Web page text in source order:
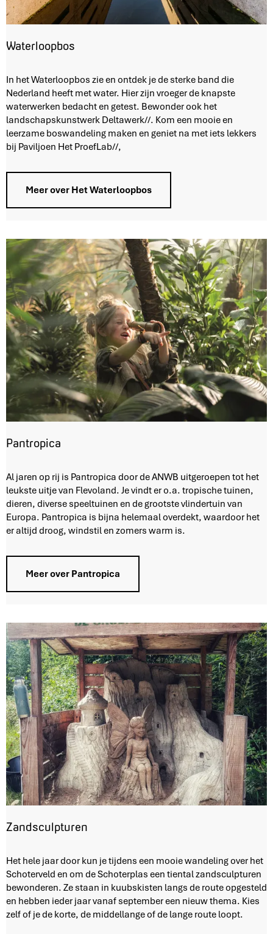
Waterloopbos
W
a
t
e
r
l
o
In het Waterloopbos zie en ontdek je de sterke band die
Nederland heeft met water. Hier zijn vroeger de knapste
waterwerken bedacht en getest. Bewonder ook het
landschapskunstwerk Deltawerk//. Kom een mooie en
leerzame boswandeling maken en geniet na met iets lekkers
bij Paviljoen Het ProefLab//,
Meer over Het Waterloopbos
Pantropica
P
a
n
t
r
p
Al jaren op rij is Pantropica door de ANWB uitgeroepen tot het
leukste uitje van Flevoland. Je vindt er o.a. tropische tuinen,
dieren, diverse speeltuinen en de grootste vlindertuin van
Europa. Pantropica is bijna helemaal overdekt, waardoor het
er altijd droog, windstil en zomers warm is.
Meer over Pantropica
Zandsculpturen
Z
a
n
d
s
Het hele jaar door kun je tijdens een mooie wandeling over het
Schoterveld en om de Schoterplas een tiental zandsculpturen
bewonderen. Ze staan in kuubskisten langs de route opgesteld
en hebben ieder jaar vanaf september een nieuw thema. Kies
zelf of je de korte, de middellange of de lange route loopt.